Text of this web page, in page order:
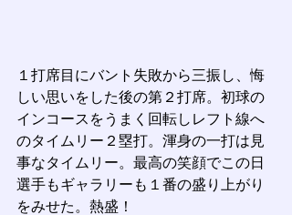
１打席目にバント失敗から三振し、悔
しい思いをした後の第２打席。初球の
インコースをうまく回転しレフト線へ
のタイムリー２塁打。渾身の一打は見
事なタイムリー。最高の笑顔でこの日
選手もギャラリーも１番の盛り上がり
をみせた。熱盛！